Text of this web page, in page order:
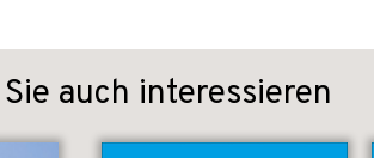
auch interessieren